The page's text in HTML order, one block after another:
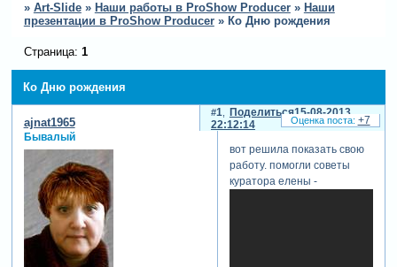
» Art-Slide » Наши работы в ProShow Producer » Наши
презентации в ProShow Producer » Ко Дню рождения
Ко Дню рождения
Страница: 1
Поделиться
1
15-08-2013
22:12:14
ajnat1965
Бывалый
вот решила показать свою
работу. помогли советы
куратора елены -
+7